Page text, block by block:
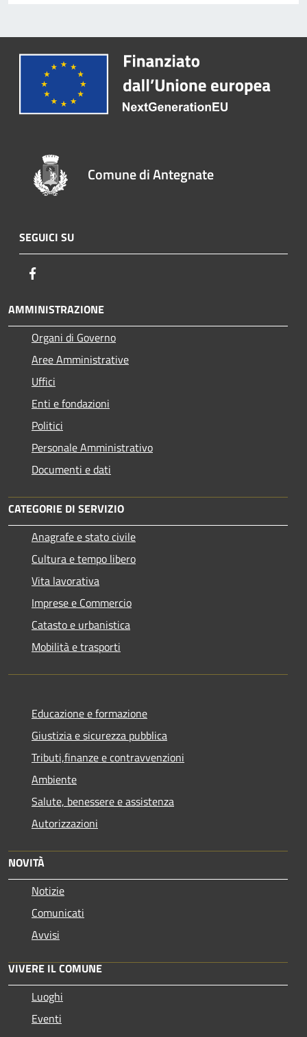
Comune di Antegnate
SEGUICI SU
AMMINISTRAZIONE
Organi di Governo
Aree Amministrative
Uffici
Enti e fondazioni
Politici
Personale Amministrativo
Documenti e dati
CATEGORIE DI SERVIZIO
Anagrafe e stato civile
Cultura e tempo libero
Vita lavorativa
Imprese e Commercio
Catasto e urbanistica
Mobilità e trasporti
Educazione e formazione
Giustizia e sicurezza pubblica
Tributi,finanze e contravvenzioni
Ambiente
Salute, benessere e assistenza
Autorizzazioni
NOVITÀ
Notizie
Comunicati
Avvisi
VIVERE IL COMUNE
Luoghi
Eventi